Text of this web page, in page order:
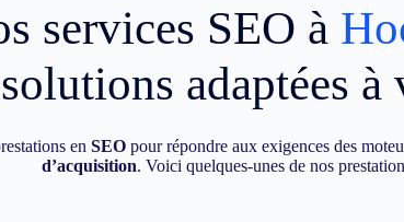
services SEO à
adaptées à
en SEO pour répondre aux exigences des
d’acquisition. Voici quelques-unes de nos